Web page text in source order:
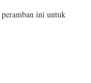
peramban ini untuk